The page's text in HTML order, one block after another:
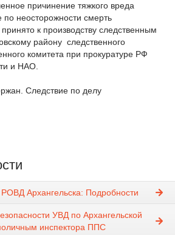
причинение тяжкого вреда
неосторожности смерть
к производству следственным
району следственного
комитета при прокуратуре РФ
и НАО.
Следствие по делу
Архангельска: Подробности
УВД по Архангельской
инспектора ППС